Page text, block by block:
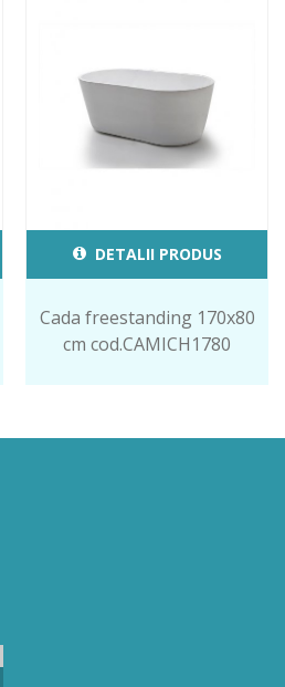
DETALII PRODUS
Cada freestanding 170x80
cm cod.CAMICH1780